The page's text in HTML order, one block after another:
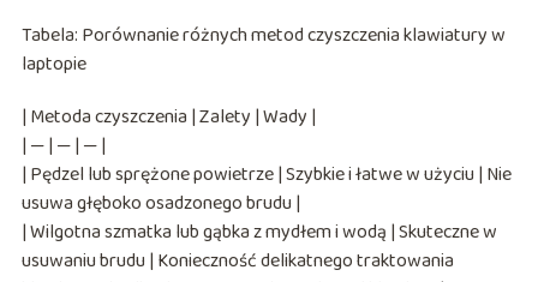
Tabela: Porównanie różnych metod czyszczenia klawiatury w
laptopie
| Metoda czyszczenia | Zalety | Wady |
| — | — | — |
| Pędzel lub sprężone powietrze | Szybkie i łatwe w użyciu | Nie
usuwa głęboko osadzonego brudu |
| Wilgotna szmatka lub gąbka z mydłem i wodą | Skuteczne w
usuwaniu brudu | Konieczność delikatnego traktowania